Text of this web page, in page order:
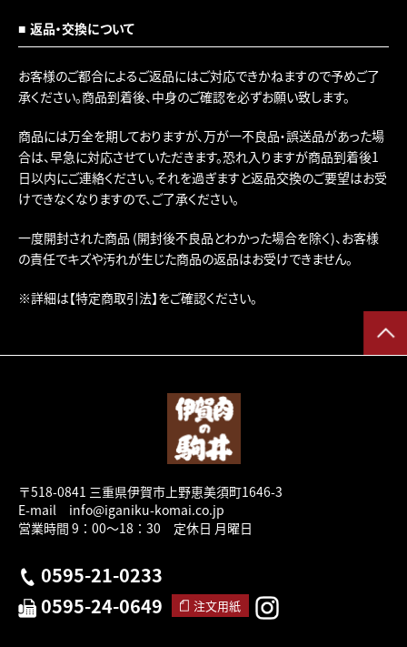
返品・交換について
お客様のご都合によるご返品にはご対応できかねますので予めご了
承ください。商品到着後、中身のご確認を必ずお願い致します。
商品には万全を期しておりますが、万が一不良品・誤送品があった場
合は、早急に対応させていただきます。恐れ入りますが商品到着後1
日以内にご連絡ください。それを過ぎますと返品交換のご要望はお受
けできなくなりますので、ご了承ください。
一度開封された商品 (開封後不良品とわかった場合を除く)、お客様
の責任でキズや汚れが生じた商品の返品はお受けできません。
※詳細は【特定商取引法】をご確認ください。
〒518-0841 三重県伊賀市上野恵美須町1646-3
E-mail info@iganiku-komai.co.jp
営業時間 9：00～18：30 定休日 月曜日
0595-21-0233
0595-24-0649
注文用紙